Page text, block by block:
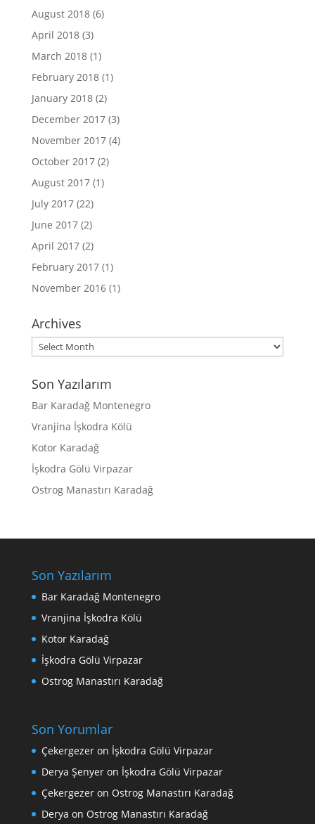
August 2018(6)
April 2018(3)
March 2018(1)
February 2018(1)
January 2018(2)
December 2017(3)
November 2017(4)
October 2017(2)
August 2017(1)
July 2017(22)
June 2017(2)
April 2017(2)
February 2017(1)
November 2016(1)
Archives
Archives
Son Yazılarım
Bar Karadağ Montenegro
Vranjina İşkodra Kölü
Kotor Karadağ
İşkodra Gölü Virpazar
Ostrog Manastırı Karadağ
Son Yazılarım
Bar Karadağ Montenegro
Vranjina İşkodra Kölü
Kotor Karadağ
İşkodra Gölü Virpazar
Ostrog Manastırı Karadağ
Son Yorumlar
Çekergezeron İşkodra Gölü Virpazar
Derya Şenyeron İşkodra Gölü Virpazar
Çekergezeron Ostrog Manastırı Karadağ
Derya on Ostrog Manastırı Karadağ